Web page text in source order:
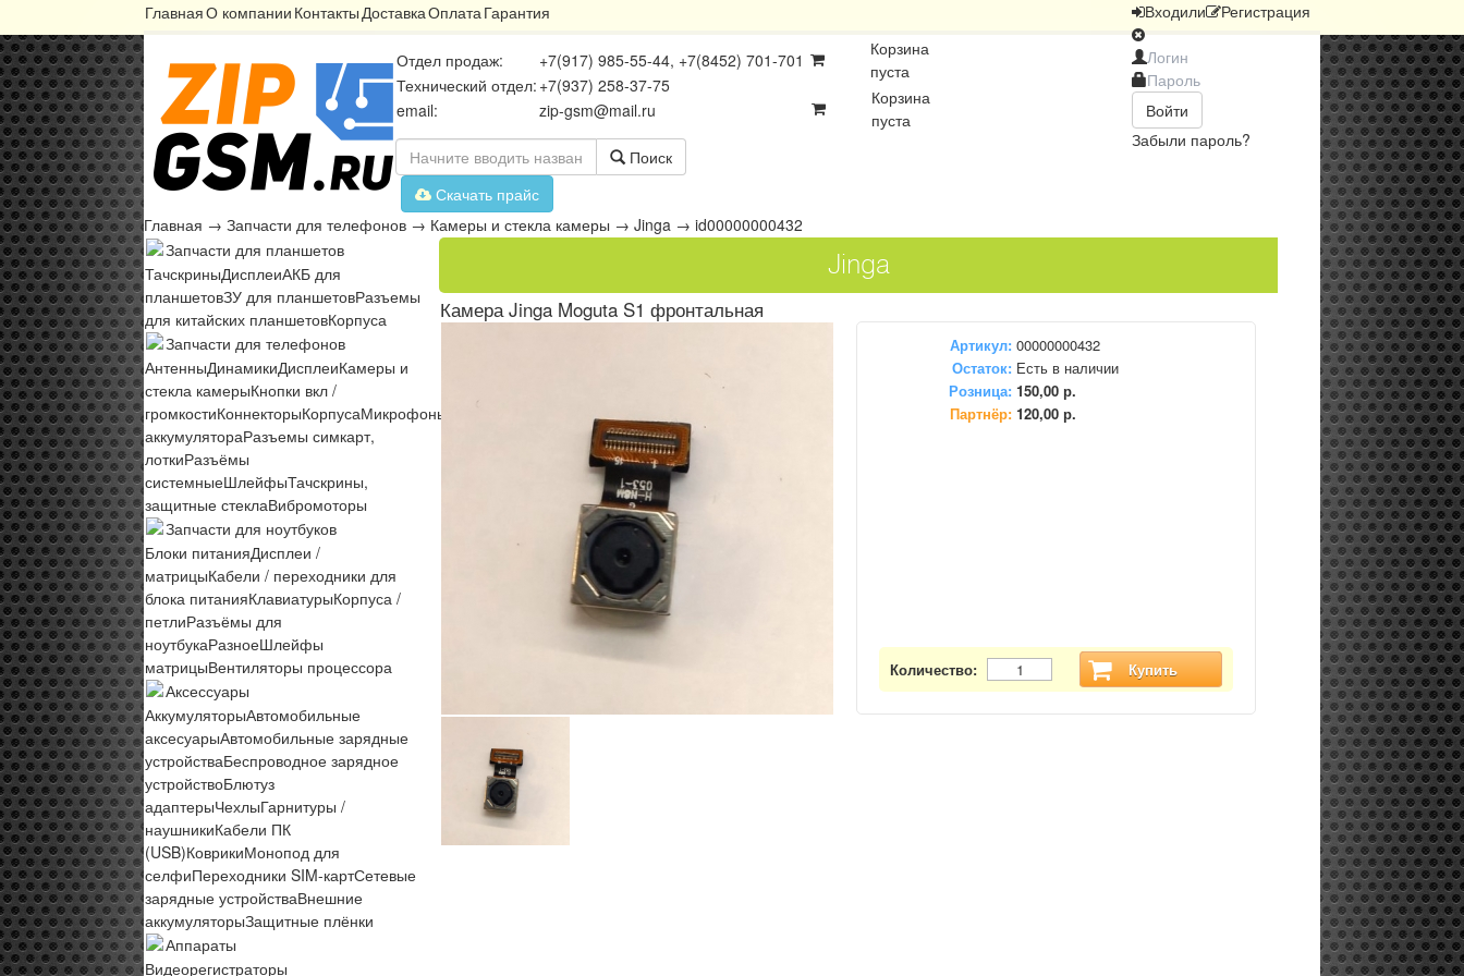
ГлавнаяО компании КонтактыДоставкаОплатаГарантия Входили Регистрация
Войти
Забыли пароль?
Отдел продаж:
+7(917) 985-55-44, +7(8452) 701-701
Технический отдел: +7(937) 258-37-75
email:
zip-gsm@mail.ru
Корзина
пуста
Корзина
пуста
Поиск
Скачать прайс
Главная → Запчасти для телефонов → Камеры и стекла камеры → Jinga → id00000000432
Запчасти для планшетов
ТачскриныДисплеиАКБ для
планшетовЗУ для планшетовРазъемы
для китайских планшетовКорпуса
Запчасти для телефонов
АнтенныДинамикиДисплеиКамеры и
стекла камерыКнопки вкл /
громкостиКоннекторыКорпусаМикрофоны
Разъёмы
аккумулятораРазъемы симкарт,
лоткиРазъёмы
системныеШлейфыТачскрины,
защитные стеклаВибромоторы
Запчасти для ноутбуков
Блоки питанияДисплеи /
матрицыКабели / переходники для
блока питанияКлавиатурыКорпуса /
петлиРазъёмы для
ноутбукаРазноеШлейфы
матрицыВентиляторы процессора
Аксессуары
АккумуляторыАвтомобильные
аксесуарыАвтомобильные зарядные
устройстваБеспроводное зарядное
устройствоБлютуз
адаптерыЧехлыГарнитуры /
наушникиКабели ПК
(USB)КоврикиМонопод для
селфиПереходники SIM-картСетевые
зарядные устройстваВнешние
аккумуляторыЗащитные плёнки
Аппараты
Видеорегистраторы
Jinga
Камера Jinga Moguta S1 фронтальная
Артикул: 00000000432
Остаток: Есть в наличии
Розница: 150,00 р.
Партнёр: 120,00 р.
Количество: Купить